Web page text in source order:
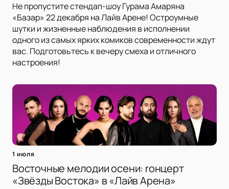
Не пропустите стендап-шоу Гурама Амаряна
«Базар» 22 декабря на Лайв Арене! Остроумные
шутки и жизненные наблюдения в исполнении
одного из самых ярких комиков современности ждут
вас. Подготовьтесь к вечеру смеха и отличного
настроения!
1 июля
Восточные мелодии осени: rонцерт
«Звёзды Востока» в «Лайв Арена»